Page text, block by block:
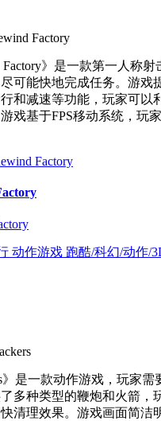
Factory
Factory》是一款第一人称
可能快地完成任务。游戏
和减速等功能，玩家可以
戏基于FPS移动系统，玩
动作游戏 跑酷/科幻/动作/
》是一款动作游戏，玩家
多种类型的鞭炮和火箭，
清理效果。游戏画面简洁